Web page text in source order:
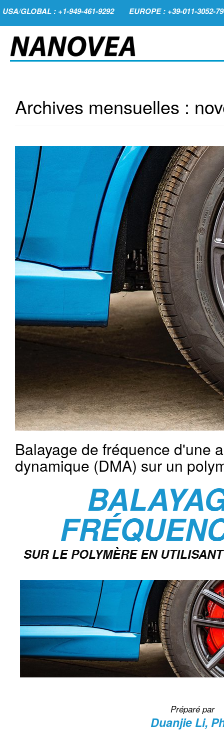
USA/GLOBAL : +1-949-461-9292 EUROPE : +39-011-3052-
Archives mensuelles :
Balayage de fréquence d'une
dynamique (DMA) sur un
SUR LE POLYMÈRE EN
Préparé par
Duanjie Li,